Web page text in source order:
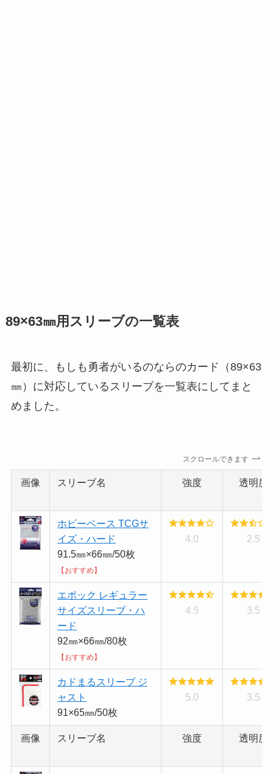
89×63㎜用スリーブの一覧表
最初に、もしも勇者がいるのならのカード（89×63
㎜）に対応しているスリーブを一覧表にしてまと
めました。
スクロールできます
画像 スリーブ名 強度 透明度
ホビーベース TCGサ
イズ・ハード
91.5㎜×66㎜/50枚
【おすすめ】
4.0 2.5
エポック レギュラー
サイズスリーブ・ハ
ード
92㎜×66㎜/80枚
【おすすめ】
4.5 3.5
カドまるスリーブ ジ
ャスト
91×65㎜/50枚
5.0 3.5
画像 スリーブ名 強度 透明度